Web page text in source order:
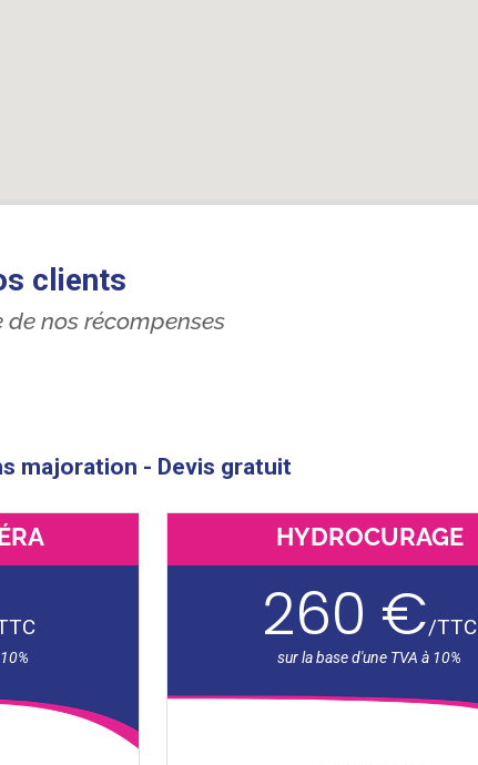
clients
nos récompenses
majoration - Devis gratuit
HYDROCURAGE
260 €/TTC